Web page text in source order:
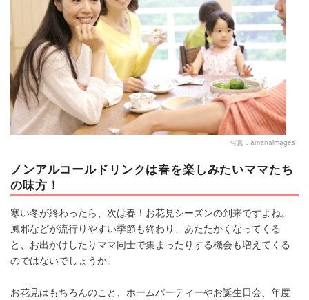
写真：amanaimages
ノンアルコールドリンクは春を楽しみたいママたち
の味方！
寒い冬が終わったら、次は春！お花見シーズンの到来ですよね。
風邪などが流行りやすい季節も終わり、あたたかくなってくる
と、お出かけしたりママ同士で集まったりする機会も増えてくる
のではないでしょうか。
お花見はもちろんのこと、ホームパーティーやお誕生日会、年度